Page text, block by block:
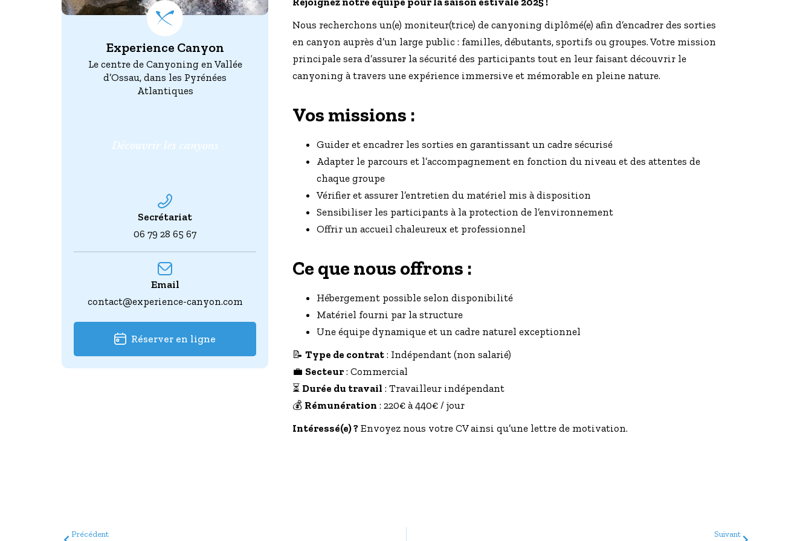
Experience Canyon
Le centre de Canyoning en Vallée
d’Ossau, dans les Pyrénées
Atlantiques
Découvrir les canyons
Secrétariat
06 79 28 65 67
Email
contact@experience-canyon.com
Réserver en ligne
Nous recherchons un(e) moniteur(trice) de canyoning diplômé(e) afin d’encadrer des sorties
en canyon auprès d’un large public : familles, débutants, sportifs ou groupes. Votre mission
principale sera d’assurer la sécurité des participants tout en leur faisant découvrir le
canyoning à travers une expérience immersive et mémorable en pleine nature.
Vos missions :
Guider et encadrer les sorties en garantissant un cadre sécurisé
Adapter le parcours et l’accompagnement en fonction du niveau et des attentes de
chaque groupe
Vérifier et assurer l’entretien du matériel mis à disposition
Sensibiliser les participants à la protection de l’environnement
Offrir un accueil chaleureux et professionnel
Ce que nous offrons :
Hébergement possible selon disponibilité
Matériel fourni par la structure
Une équipe dynamique et un cadre naturel exceptionnel
📝 Type de contrat : Indépendant (non salarié)
💼 Secteur : Commercial
⏳ Durée du travail : Travailleur indépendant
💰 Rémunération : 220€ à 440€ / jour
Intéressé(e) ? Envoyez nous votre CV ainsi qu’une lettre de motivation.
Précédent Suivant